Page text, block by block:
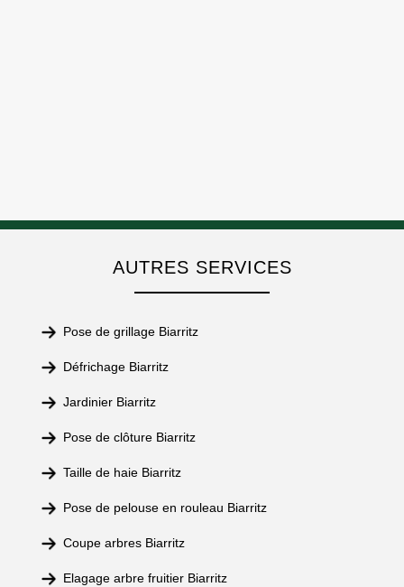
AUTRES SERVICES
Pose de grillage Biarritz
Défrichage Biarritz
Jardinier Biarritz
Pose de clôture Biarritz
Taille de haie Biarritz
Pose de pelouse en rouleau Biarritz
Coupe arbres Biarritz
Elagage arbre fruitier Biarritz